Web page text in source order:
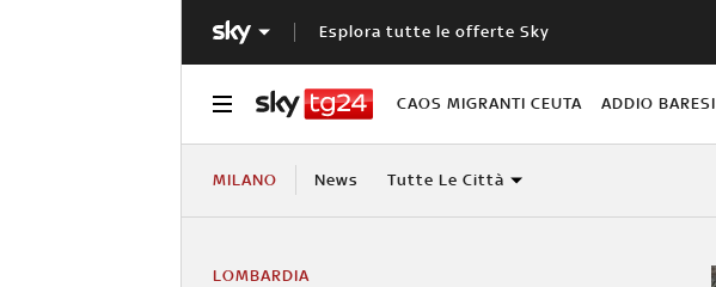
Esplora tutte le offerte Sky
CAOS MIGRANTI CEUTA ADDIO BARESI
MILANO News Tutte Le Città
LOMBARDIA